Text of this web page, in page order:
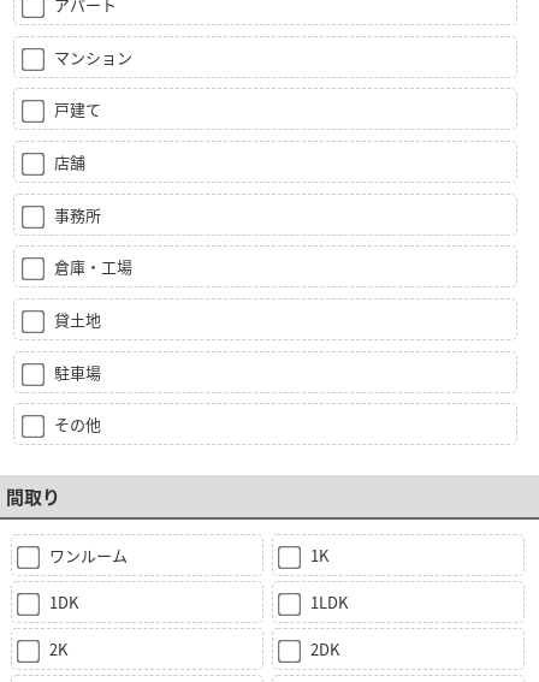
マンション
戸建て
店舗
事務所
倉庫・工場
貸土地
駐車場
その他
間取り
ワンルーム 1K
1DK 1LDK
2K 2DK